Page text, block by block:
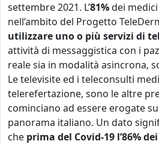
settembre 2021. L’81%dei
nell’ambito del Progetto
utilizzare uno o più servizi di
attività di messaggistica con i
reale sia in modalità asincrona,
Le televisite ed i teleconsulti
telerefertazione, sono le altre
cominciano ad essere erogate
panorama italiano. Un dato
che prima del Covid-19 l’86%